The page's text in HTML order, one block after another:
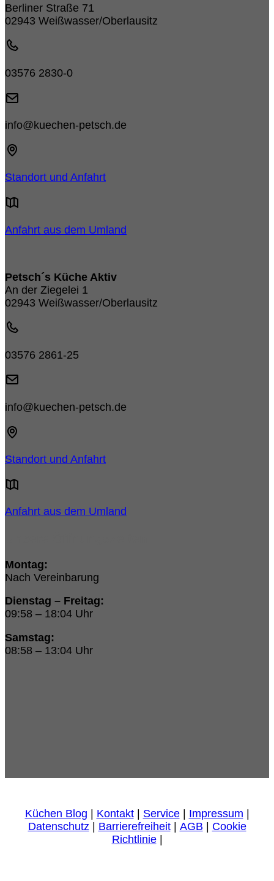
Berliner Straße 71
02943 Weißwasser/Oberlausitz
03576 2830-0
info@kuechen-petsch.de
Standort und Anfahrt
Anfahrt aus dem Umland
Petsch´s Küche Aktiv
An der Ziegelei 1
02943 Weißwasser/Oberlausitz
03576 2861-25
info@kuechen-petsch.de
Standort und Anfahrt
Anfahrt aus dem Umland
Montag:
Nach Vereinbarung
Dienstag – Freitag:
09:58 – 18:04 Uhr
Samstag:
08:58 – 13:04 Uhr
Küchen Blog | Kontakt| Service| Impressum |
Datenschutz | Barrierefreiheit| AGB | Cookie
Richtlinie|